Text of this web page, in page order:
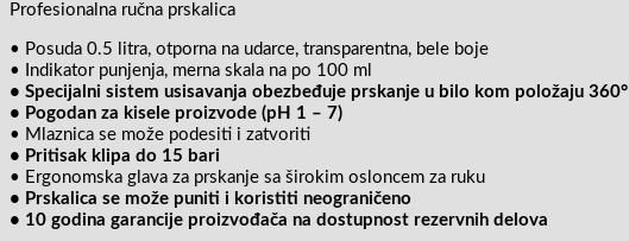
Profesionalna ručna prskalica
• Posuda 0.5 litra, otporna na udarce, transparentna, bele boje
• Indikator punjenja, merna skala na po 100 ml
• Specijalni sistem usisavanja obezbeđuje prskanje u bilo kom položaju 360°
• Pogodan za kisele proizvode (pH 1 – 7)
• Mlaznica se može podesiti i zatvoriti
• Pritisak klipa do 15 bari
• Ergonomska glava za prskanje sa širokim osloncem za ruku
• Prskalica se može puniti i koristiti neograničeno
• 10 godina garancije proizvođača na dostupnost rezervnih delova